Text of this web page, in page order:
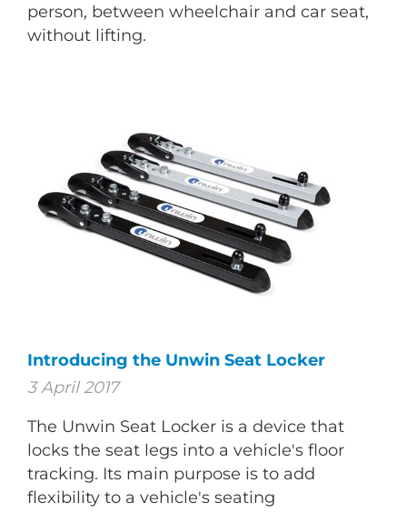
person, between wheelchair and car seat,
without lifting.
Introducing the Unwin Seat Locker
3 April 2017
The Unwin Seat Locker is a device that
locks the seat legs into a vehicle's floor
tracking. Its main purpose is to add
flexibility to a vehicle's seating